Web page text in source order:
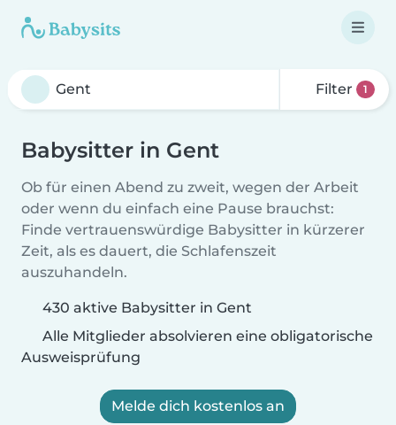
Filter 1
Babysitter in Gent
Ob für einen Abend zu zweit, wegen der Arbeit
oder wenn du einfach eine Pause brauchst:
Finde vertrauenswürdige Babysitter in kürzerer
Zeit, als es dauert, die Schlafenszeit
auszuhandeln.
430 aktive Babysitter in Gent
Alle Mitglieder absolvieren eine obligatorische
Ausweisprüfung
Melde dich kostenlos an